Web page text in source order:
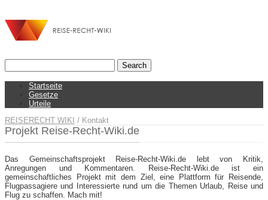
Startseite
Gesetze
Urteile
REISERECHT WIKI / Kontakt
Projekt Reise-Recht-Wiki.de
Das Gemeinschaftsprojekt Reise-Recht-Wiki.de lebt von Kritik,
Anregungen und Kommentaren. Reise-Recht-Wiki.de ist ein
gemeinschaftliches Projekt mit dem Ziel, eine Plattform für Reisende,
Flugpassagiere und Interessierte rund um die Themen Urlaub, Reise und
Flug zu schaffen. Mach mit!